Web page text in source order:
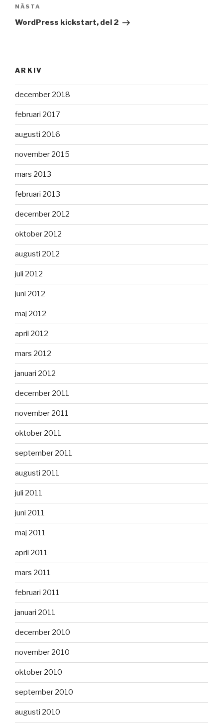
Nästa
inlägg
NÄSTA
WordPress kickstart, del 2
ARKIV
december 2018
februari 2017
augusti 2016
november 2015
mars 2013
februari 2013
december 2012
oktober 2012
augusti 2012
juli 2012
juni 2012
maj 2012
april 2012
mars 2012
januari 2012
december 2011
november 2011
oktober 2011
september 2011
augusti 2011
juli 2011
juni 2011
maj 2011
april 2011
mars 2011
februari 2011
januari 2011
december 2010
november 2010
oktober 2010
september 2010
augusti 2010